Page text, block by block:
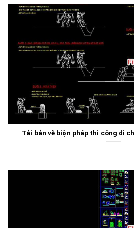
Tải bản vẽ biện pháp thi công di